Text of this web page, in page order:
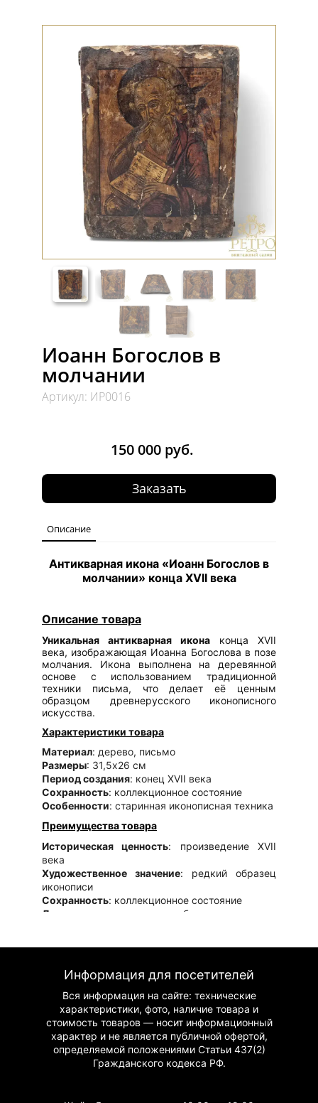
Иоанн Богослов в
молчании
Артикул: ИР0016
150 000 руб.
Заказать
Описание
Антикварная икона «Иоанн Богослов в
молчании» конца XVII века
Описание товара
Уникальная антикварная икона конца XVII
века, изображающая Иоанна Богослова в позе
молчания. Икона выполнена на деревянной
основе с использованием традиционной
техники письма, что делает её ценным
образцом древнерусского иконописного
искусства.
Характеристики товара
Материал: дерево, письмо
Размеры: 31,5х26 см
Период создания: конец XVII века
Сохранность: коллекционное состояние
Особенности: старинная иконописная техника
Преимущества товара
Историческая ценность: произведение XVII
века
Художественное значение: редкий образец
иконописи
Сохранность: коллекционное состояние
Духовная значимость
: изображение святого
Инструкция по использованию
Размещение:
Домашний иконостас
Музейная экспозиция
Коллекционная витрина
Информация для посетителей
Вся информация на сайте: технические
характеристики, фото, наличие товара и
стоимость товаров — носит информационный
характер и не является публичной офертой,
определяемой положениями Статьи 437(2)
Гражданскогокодекса РФ.